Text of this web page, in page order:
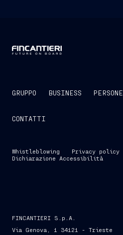
GRUPPO BUSINESS PERSONE
CONTATTI
Whistleblowing Privacy policy
Dichiarazione Accessibilità
FINCANTIERI S.p.A.
Via Genova, 1 34121 - Trieste